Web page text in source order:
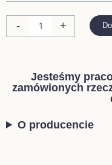
-
WYPEŁNIENIEM
PIKOWANY
GRAFIT
+
Jesteśmy
zamówionych
O producencie